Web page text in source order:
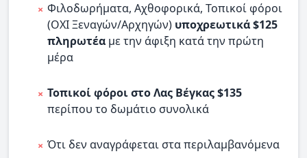
Φιλοδωρήματα, Αχθοφορικά, Τοπικοί φόροι
(ΟΧΙ Ξεναγών/Αρχηγών) υποχρεωτικά $125
πληρωτέα με την άφιξη κατά την πρώτη
μέρα
Τοπικοί φόροι στο Λας Βέγκας $135
περίπου το δωμάτιο συνολικά
Ότι δεν αναγράφεται στα περιλαμβανόμενα